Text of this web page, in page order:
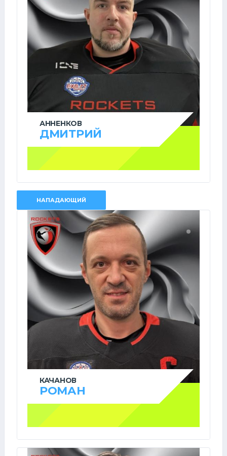
АННЕНКОВ
ДМИТРИЙ
НАПАДАЮЩИЙ
КАЧАНОВ
РОМАН